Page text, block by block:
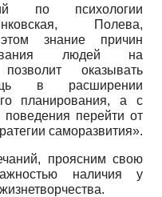
по психологии
Полева,
знание причин
людей на
оказывать
в расширении
планирования, а с
перейти от
саморазвития».
проясним свою
наличия у